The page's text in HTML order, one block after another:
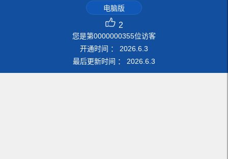
电脑版
2
您是第0000000355位访客
开通时间 ： 2026 6 3
最后更新时间 ： 2026 6 3